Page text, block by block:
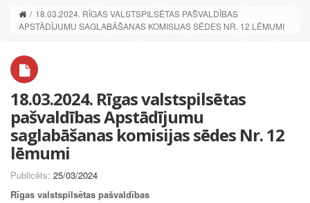
/ 18.03.2024. RĪGAS VALSTSPILSĒTAS PAŠVALDĪBAS
APSTĀDĪJUMU SAGLABĀŠANAS KOMISIJAS SĒDES NR. 12 LĒMUMI
18.03.2024. Rīgas valstspilsētas
pašvaldības Apstādījumu
saglabāšanas komisijas sēdes Nr. 12
lēmumi
Publicēts: 25/03/2024
Rīgas valstspilsētas pašvaldības